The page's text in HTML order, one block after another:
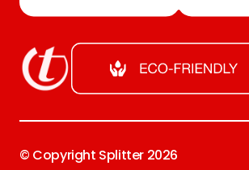
© Copyright Splitter 2026